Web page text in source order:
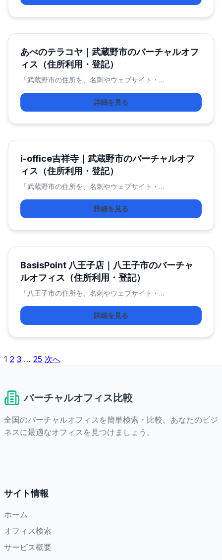
あべのテラコヤ｜武蔵野市のバーチャルオフ
ィス（住所利用・登記）
「武蔵野市の住所を、名刺やウェブサイト・…
詳細を見る
i-office吉祥寺｜武蔵野市のバーチャルオフ
ィス（住所利用・登記）
「武蔵野市の住所を、名刺やウェブサイト・…
詳細を見る
BasisPoint 八王子店｜八王子市のバーチャ
ルオフィス（住所利用・登記）
「八王子市の住所を、名刺やウェブサイト・…
詳細を見る
投
の
ペ
ー
り
1 2 3 … 25 次へ
バーチャルオフィス比較
全国のバーチャルオフィスを簡単検索・比較。あなたのビジ
ネスに最適なオフィスを見つけましょう。
サイト情報
ホーム
オフィス検索
サービス概要